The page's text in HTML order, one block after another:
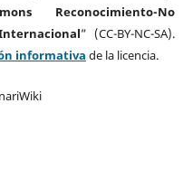
Reconocimiento-No
” (CC-BY-NC-SA).
informativa de la licencia.